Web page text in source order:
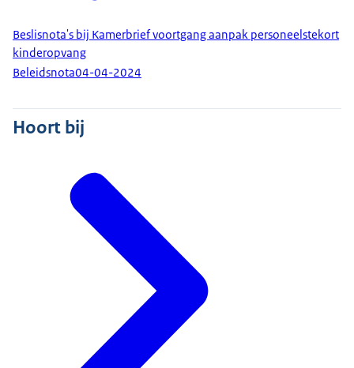
Beslisnota's bij Kamerbrief voortgang aanpak personeelstekort
kinderopvang
Beleidsnota04-04-2024
Hoort bij